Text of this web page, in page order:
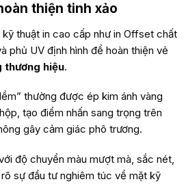
thiện tinh xảo
thuật in cao cấp như in Offset chất
phủ UV định hình để hoàn thiện vẻ
thương hiệu.
thường được ép kim ánh vàng
tạo điểm nhấn sang trọng trên
gây cảm giác phô trương.
độ chuyển màu mượt mà, sắc nét,
sự đầu tư nghiêm túc về mặt kỹ